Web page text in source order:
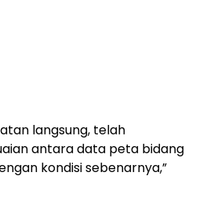
langsung, telah
antara data peta bidang
kondisi sebenarnya,”